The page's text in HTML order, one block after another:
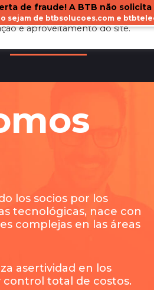
los socios por los
tecnológicas, nace con
complejas en las áreas
asertividad en los
control total de costos.
e aproveitamento do site.
de fraude! A BTB não
sejam de btbsolucoes.com e